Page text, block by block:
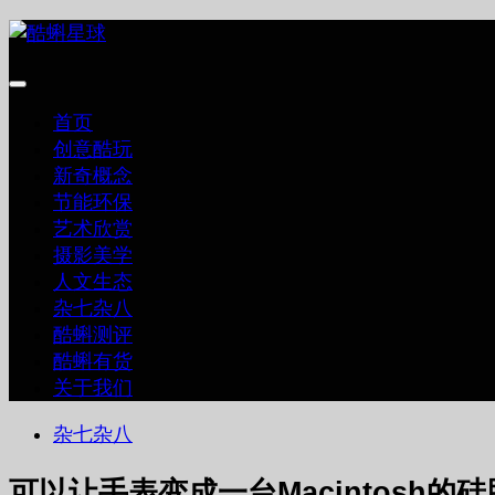
跳
内
首页
创意酷玩
新奇概念
节能环保
艺术欣赏
摄影美学
人文生态
杂七杂八
酷蝌测评
酷蝌有货
关于我们
杂七杂八